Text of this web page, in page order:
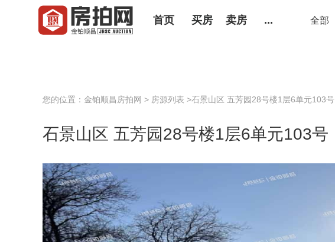
首页 买房 卖房 ...
您的位置： 金铂顺昌房拍网 > 房源列表 >石景山区 五芳园28号楼1层6单元103号
石景山区 五芳园28号楼1层6单元103号